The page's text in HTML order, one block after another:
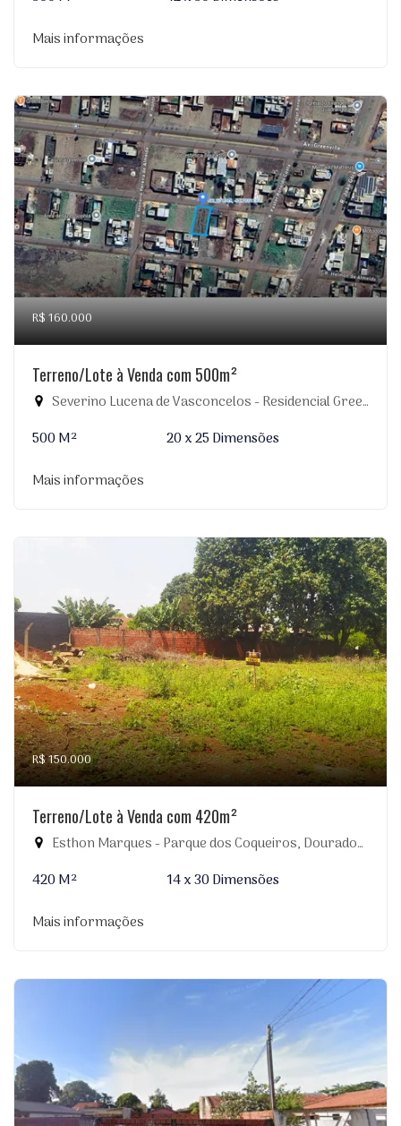
Mais informações
R$ 160.000
Terreno/Lote à Venda com 500m²
Severino Lucena de Vasconcelos - Residencial Greenville, Dourados-MS
500 M²
20 x 25 Dimensões
Mais informações
R$ 150.000
Terreno/Lote à Venda com 420m²
Esthon Marques - Parque dos Coqueiros, Dourados-MS
420 M²
14 x 30 Dimensões
Mais informações